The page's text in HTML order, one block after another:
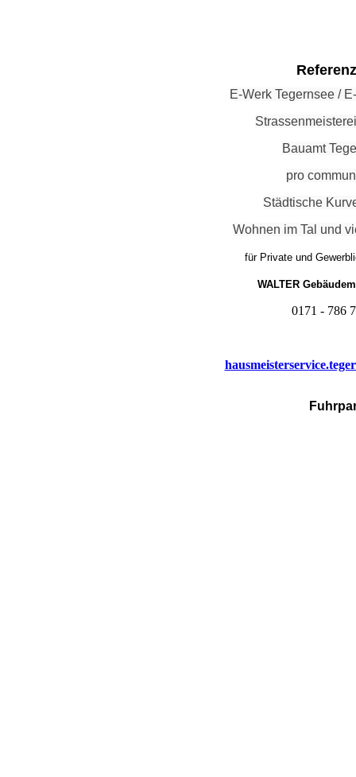
E-Werk Tegernsee /
Bauamt
pro
Städtische
Wohnen im Tal und
für Private und
WALTER
0171 - 786